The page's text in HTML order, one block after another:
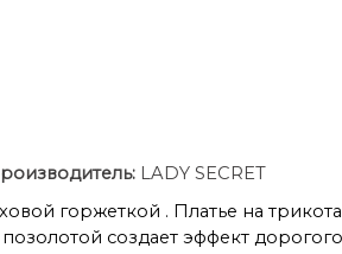
LADY SECRET
горжеткой . Платье на
создает эффект